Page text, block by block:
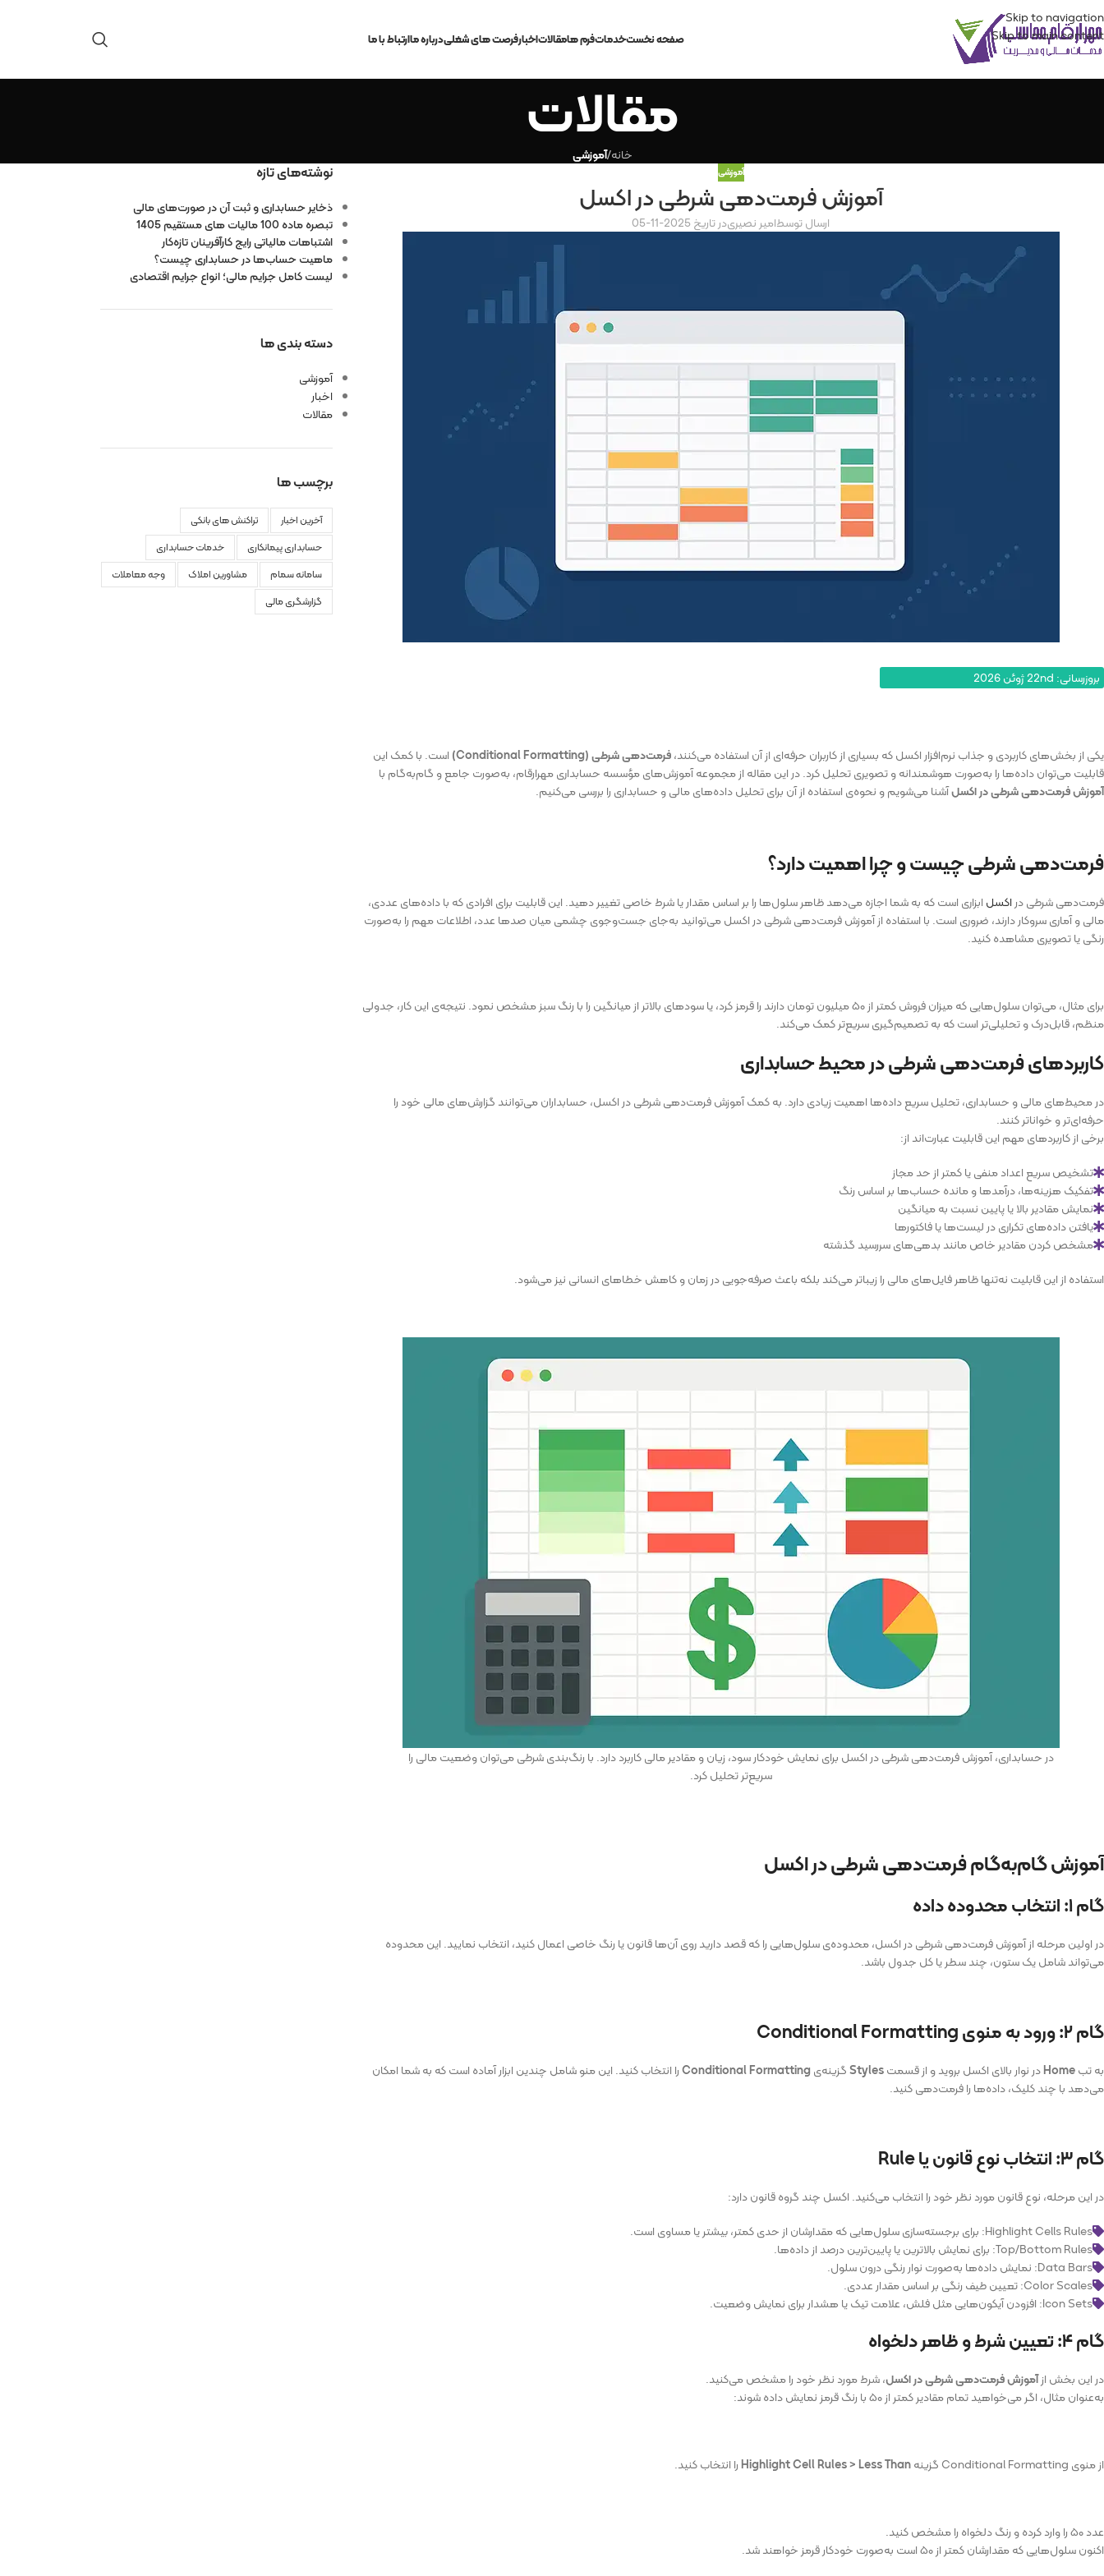
Skip to navigation
Skip to main content
صفحه نخستخدماتفرم هامقالاتاخبارفرصت های شغلیدرباره ماارتباط با ما
مقالات
خانه/آموزشی
آموزشی
آموزش فرمت‌دهی شرطی در اکسل
ارسال توسطامیر نصیریدر تاریخ 2025-11-05
بروزرسانی: 22nd ژوئن 2026
یکی از بخش‌های کاربردی و جذاب نرم‌افزار اکسل که بسیاری از کاربران حرفه‌ای از آن استفاده می‌کنند،فرمت‌دهی شرطی (Conditional Formatting)
است. با کمک این
قابلیت می‌توان داده‌ها را به‌صورت هوشمندانه و تصویری تحلیل کرد. در این مقاله از مجموعه آموزش‌های مؤسسه حسابداری مهرارقام، به‌صورت جامع و گام‌به‌گام با
آموزش فرمت‌دهی شرطی در اکسلآشنا می‌شویم و نحوه‌ی استفاده از آن برای تحلیل داده‌های مالی و حسابداری را بررسی می‌کنیم.
فرمت‌دهی شرطی چیست و چرا اهمیت دارد؟
فرمت‌دهی شرطی دراکسل ابزاری است که به شما اجازه می‌دهد ظاهر سلول‌ها را بر اساس مقدار یا شرط خاصی تغییر دهید. این قابلیت برای افرادی که با داده‌های عددی،
مالی و آماری سروکار دارند، ضروری است. با استفاده از آموزش فرمت‌دهی شرطی در اکسل می‌توانید به‌جای جست‌وجوی چشمی میان صدها عدد، اطلاعات مهم را به‌صورت
رنگی یا تصویری مشاهده کنید.
برای مثال، می‌توان سلول‌هایی که میزان فروش کمتر از ۵۰ میلیون تومان دارند را قرمز کرد، یا سودهای بالاتر از میانگین را با رنگ سبز مشخص نمود. نتیجه‌ی این کار، جدولی
منظم، قابل‌درک و تحلیلی‌تر است که به تصمیم‌گیری سریع‌تر کمک می‌کند.
کاربردهای فرمت‌دهی شرطی در محیط حسابداری
در محیط‌های مالی و حسابداری، تحلیل سریع داده‌ها اهمیت زیادی دارد. به کمک آموزش فرمت‌دهی شرطی در اکسل، حسابداران می‌توانند گزارش‌های مالی خود را
حرفه‌ای‌تر و خواناتر کنند.
برخی از کاربردهای مهم این قابلیت عبارت‌اند از:
تشخیص سریع اعداد منفی یا کمتر از حد مجاز
تفکیک هزینه‌ها، درآمدها و مانده حساب‌ها بر اساس رنگ
نمایش مقادیر بالا یا پایین نسبت به میانگین
یافتن داده‌های تکراری در لیست‌ها یا فاکتورها
مشخص کردن مقادیر خاص مانند بدهی‌های سررسید گذشته
استفاده از این قابلیت نه‌تنها ظاهر فایل‌های مالی را زیباتر می‌کند بلکه باعث صرفه‌جویی در زمان و کاهش خطاهای انسانی نیز می‌شود.
در حسابداری، آموزش فرمت‌دهی شرطی در اکسل برای نمایش خودکار سود، زیان و مقادیر مالی کاربرد دارد. با رنگ‌بندی شرطی می‌توان وضعیت مالی را
سریع‌تر تحلیل کرد.
آموزش گام‌به‌گام فرمت‌دهی شرطی در اکسل
گام ۱: انتخاب محدوده داده
در اولین مرحله از آموزش فرمت‌دهی شرطی در اکسل، محدوده‌ی سلول‌هایی را که قصد دارید روی آن‌ها قانون یا رنگ خاصی اعمال کنید، انتخاب نمایید. این محدوده
می‌تواند شامل یک ستون، چند سطر یا کل جدول باشد.
گام ۲: ورود به منوی Conditional Formatting
به تبHomeدر نوار بالای اکسل بروید و از قسمتStylesگزینه‌یConditional Formattingرا انتخاب کنید. این منو شامل چندین ابزار آماده است که به شما امکان
می‌دهد با چند کلیک، داده‌ها را فرمت‌دهی کنید.
گام ۳: انتخاب نوع قانون یا Rule
در این مرحله، نوع قانون مورد نظر خود را انتخاب می‌کنید. اکسل چند گروه قانون دارد:
Highlight Cells Rules: برای برجسته‌سازی سلول‌هایی که مقدارشان از حدی کمتر، بیشتر یا مساوی است.
Top/Bottom Rules: برای نمایش بالاترین یا پایین‌ترین درصد از داده‌ها.
Data Bars: نمایش داده‌ها به‌صورت نوار رنگی درون سلول.
Color Scales: تعیین طیف رنگی بر اساس مقدار عددی.
Icon Sets: افزودن آیکون‌هایی مثل فلش، علامت تیک یا هشدار برای نمایش وضعیت.
گام ۴: تعیین شرط و ظاهر دلخواه
در این بخش ازآموزش فرمت‌دهی شرطی در اکسل، شرط مورد نظر خود را مشخص می‌کنید.
به‌عنوان مثال، اگر می‌خواهید تمام مقادیر کمتر از ۵۰ با رنگ قرمز نمایش داده شوند:
از منوی Conditional Formatting گزینه Highlight Cell Rules > Less Than را انتخاب کنید.
عدد ۵۰ را وارد کرده و رنگ دلخواه را مشخص کنید.
اکنون سلول‌هایی که مقدارشان کمتر از ۵۰ است به‌صورت خودکار قرمز خواهند شد.
نوشته‌های تازه
ذخایر حسابداری و ثبت آن در صورت‌های مالی
تبصره ماده 100 مالیات های مستقیم 1405
اشتباهات مالیاتی رایج کارآفرینان تازه‌کار
ماهیت حساب‌ها در حسابداری چیست؟
لیست کامل جرایم مالی؛ انواع جرایم اقتصادی
دسته بندی ها
آموزشی
اخبار
مقالات
برچسب ها
آخرین اخبار
تراکنش های بانکی
حسابداری پیمانکاری
خدمات حسابداری
سامانه سمام
مشاورین املاک
وجه معاملات
گزارشگری مالی